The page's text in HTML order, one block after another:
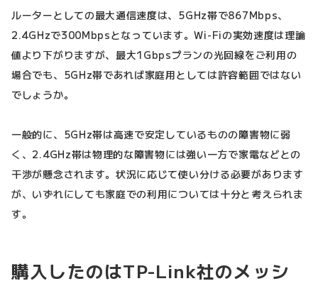
ルーターとしての最大通信速度は、5GHz帯で867Mbps、
2.4GHzで300Mbpsとなっています。Wi-Fiの実効速度は理論
値より下がりますが、最大1Gbpsプランの光回線をご利用の
場合でも、5GHz帯であれば家庭用としては許容範囲ではない
でしょうか。
一般的に、5GHz帯は高速で安定しているものの障害物に弱
く、2.4GHz帯は物理的な障害物には強い一方で家電などとの
干渉が懸念されます。状況に応じて使い分ける必要があります
が、いずれにしても家庭での利用については十分と考えられま
す。
購入したのはTP-Link社のメッシ